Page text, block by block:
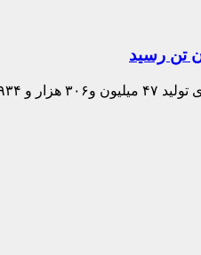
چهار درصدی دارد.